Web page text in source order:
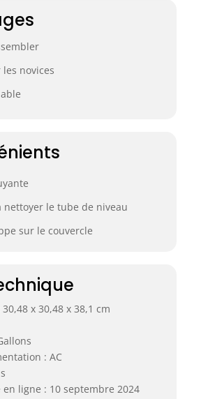
Parfait pour
toute l'année,
quiconque de
cultivateur
novices
nettoyer le tube de niveau
sur le couvercle
x 30,48 x 38,1 cm
: AC
en ligne : 10 septembre 2024